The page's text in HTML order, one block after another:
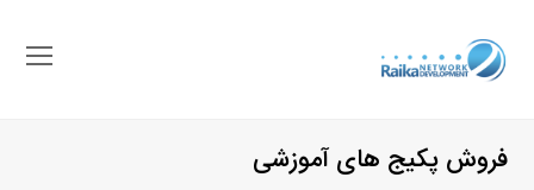
باز
فروش پکیج های آموزشی